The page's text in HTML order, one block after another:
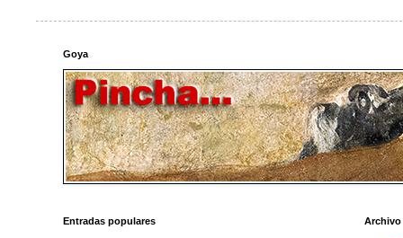
Goya
Entradas populares